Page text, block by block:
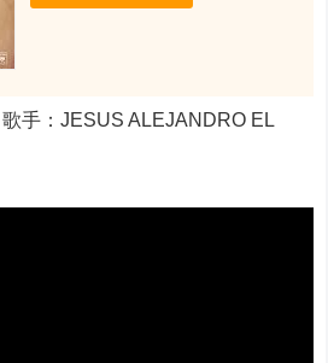
手：JESUS ALEJANDRO EL